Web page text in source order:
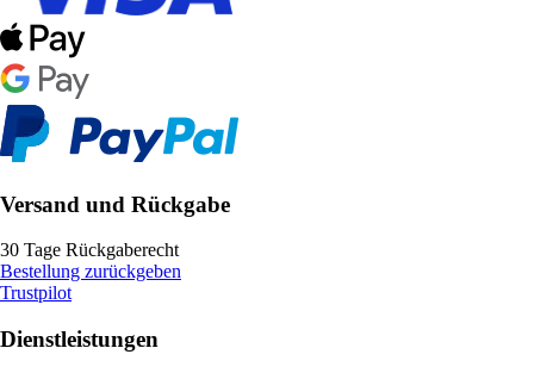
Versand und Rückgabe
30 Tage Rückgaberecht
Bestellung zurückgeben
Trustpilot
Dienstleistungen